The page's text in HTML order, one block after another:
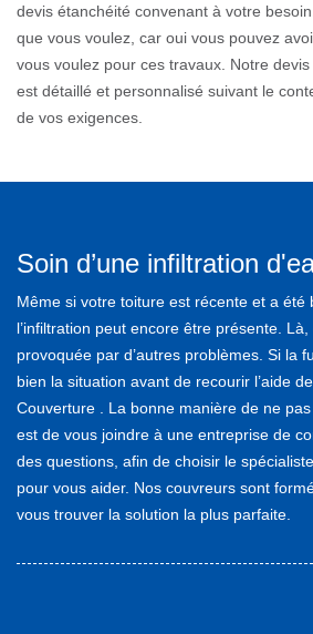
devis étanchéité convenant à votre
que vous voulez, car oui vous pouvez
vous voulez pour ces travaux. Notre devis
est détaillé et personnalisé suivant le
de vos exigences.
Soin d’une infiltration
Même si votre toiture est récente et a été
l’infiltration peut encore être présente.
provoquée par d’autres problèmes. Si la
bien la situation avant de recourir l’aide
Couverture . La bonne manière de ne
est de vous joindre à une entreprise de
des questions, afin de choisir le
pour vous aider. Nos couvreurs sont
vous trouver la solution la plus parfaite.